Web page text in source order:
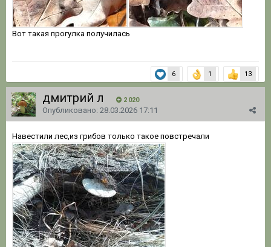
Вот такая прогулка получилась
6 1 13
дмитрий л 2 020
Опубликовано: 28.03.2026 17:11
Навестили лес,из грибов только такое повстречали